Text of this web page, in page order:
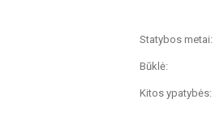
Statybos metai:
Būklė:
Kitos ypatybės: